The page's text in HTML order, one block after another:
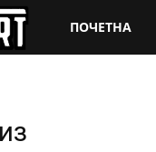
SuperSport.mk
ПОЧЕТНА